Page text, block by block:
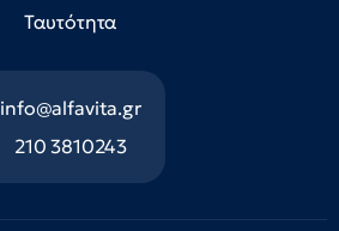
Ταυτότητα
info@alfavita.gr
210 3810243